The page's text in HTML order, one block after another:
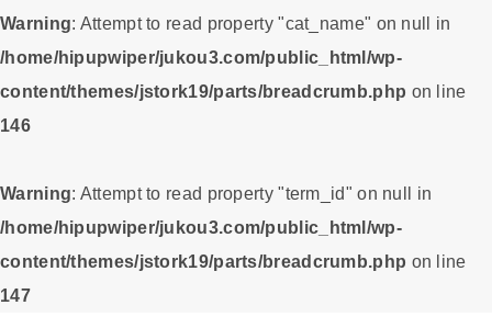
Warning: Attempt to read property "cat_name" on null in
/home/hipupwiper/jukou3.com/public_html/wp-
content/themes/jstork19/parts/breadcrumb.php on line
146
Warning: Attempt to read property "term_id" on null in
/home/hipupwiper/jukou3.com/public_html/wp-
content/themes/jstork19/parts/breadcrumb.php on line
147